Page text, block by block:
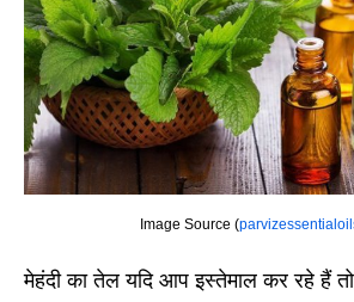
Image Source (
मेहंदी का तेल यदि आप इस्तेमाल कर रहे हैं